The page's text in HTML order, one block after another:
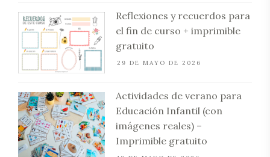
Reflexiones y recuerdos para
el fin de curso + imprimible
gratuito
29 DE MAYO DE 2026
Actividades de verano para
Educación Infantil (con
imágenes reales) –
Imprimible gratuito